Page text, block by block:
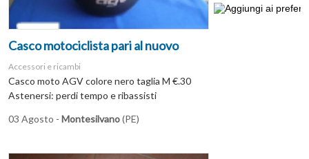
Casco motociclista pari al nuovo
Accessori e ricambi
Casco moto AGV colore nero taglia M €.30
Astenersi: perdi tempo e ribassisti
03 Agosto - Montesilvano(PE)